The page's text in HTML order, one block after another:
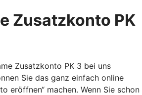
Zusatzkonto PK
Zusatzkonto PK 3 bei uns
Sie das ganz einfach online
eröffnen“ machen. Wenn Sie schon